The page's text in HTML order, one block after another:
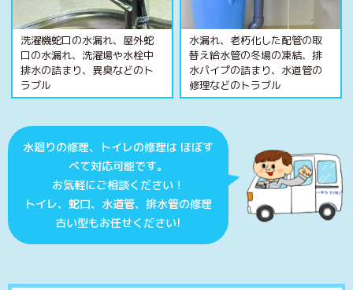
洗濯機蛇口の水漏れ、屋外蛇
口の水漏れ、洗濯場や水栓中
排水の詰まり、異臭などのト
ラブル
水漏れ、老朽化した配管の取
替え給水管の冬場の凍結、排
水パイプの詰まり、水道管の
修理などのトラブル
水廻りの修理、トイレの修理は ほぼす
べて対応可能です。
お気軽にご相談ください！
トイレ、蛇口、水道管、排水管の修理
古い型もお任せください!